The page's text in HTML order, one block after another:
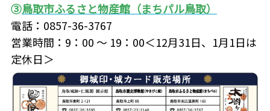
③鳥取市ふるさと物産館（まちパル鳥取）
電話：0857-36-3767
営業時間：9：00 ～ 19：00＜12月31日、1月1日は
定休日＞